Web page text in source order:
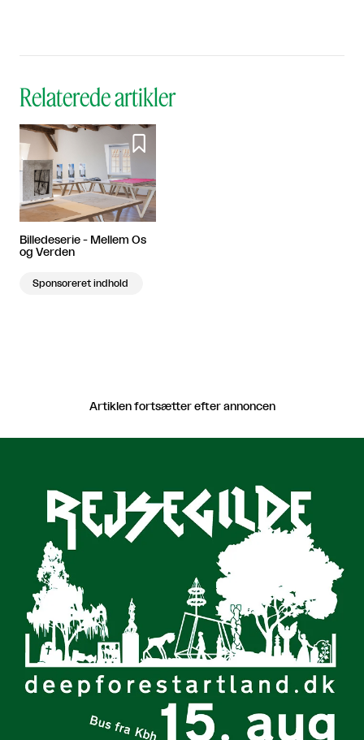
Relaterede artikler

Billedeserie - Mellem Os
og Verden
Sponsoreret indhold
Artiklen fortsætter efter annoncen